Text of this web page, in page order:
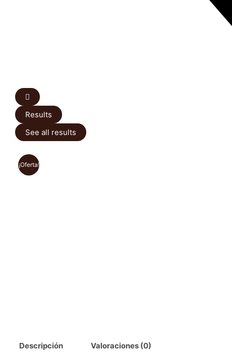
Results
See all results
¡Oferta!
Descripción Valoraciones (0)